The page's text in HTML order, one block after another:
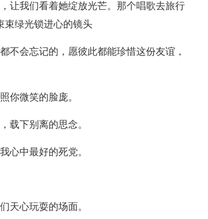
让我们看着她绽放光芒。那个唱歌去旅行
束绿光锁进心的镜头
不会忘记的，愿彼此都能珍惜这份友谊，
你微笑的脸庞。
载下别离的思念。
心中最好的死党。
天心玩耍的场面。